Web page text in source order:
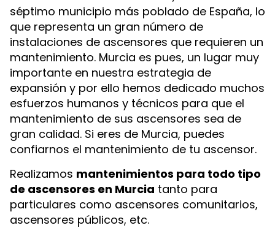
séptimo municipio más poblado de España, lo
que representa un gran número de
instalaciones de ascensores que requieren un
mantenimiento. Murcia es pues, un lugar muy
importante en nuestra estrategia de
expansión y por ello hemos dedicado muchos
esfuerzos humanos y técnicos para que el
mantenimiento de sus ascensores sea de
gran calidad. Si eres de Murcia, puedes
confiarnos el mantenimiento de tu ascensor.
Realizamos mantenimientos para todo tipo
de ascensores en Murcia tanto para
particulares como ascensores comunitarios,
ascensores públicos, etc.